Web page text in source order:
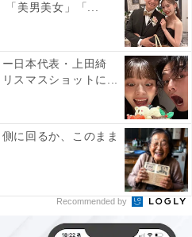
「美男美女」「...
ー日本代表・上田綺
スマスショットに...
に回るか、このまま
Recommended by